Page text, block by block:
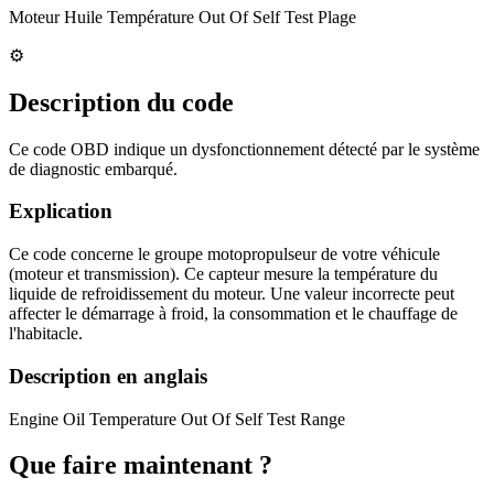
Moteur Huile Température Out Of Self Test Plage
⚙️
Description du code
Ce code OBD indique un dysfonctionnement détecté par le système
de diagnostic embarqué.
Explication
Ce code concerne le groupe motopropulseur de votre véhicule
(moteur et transmission). Ce capteur mesure la température du
liquide de refroidissement du moteur. Une valeur incorrecte peut
affecter le démarrage à froid, la consommation et le chauffage de
l'habitacle.
Description en anglais
Engine Oil Temperature Out Of Self Test Range
Que faire maintenant ?